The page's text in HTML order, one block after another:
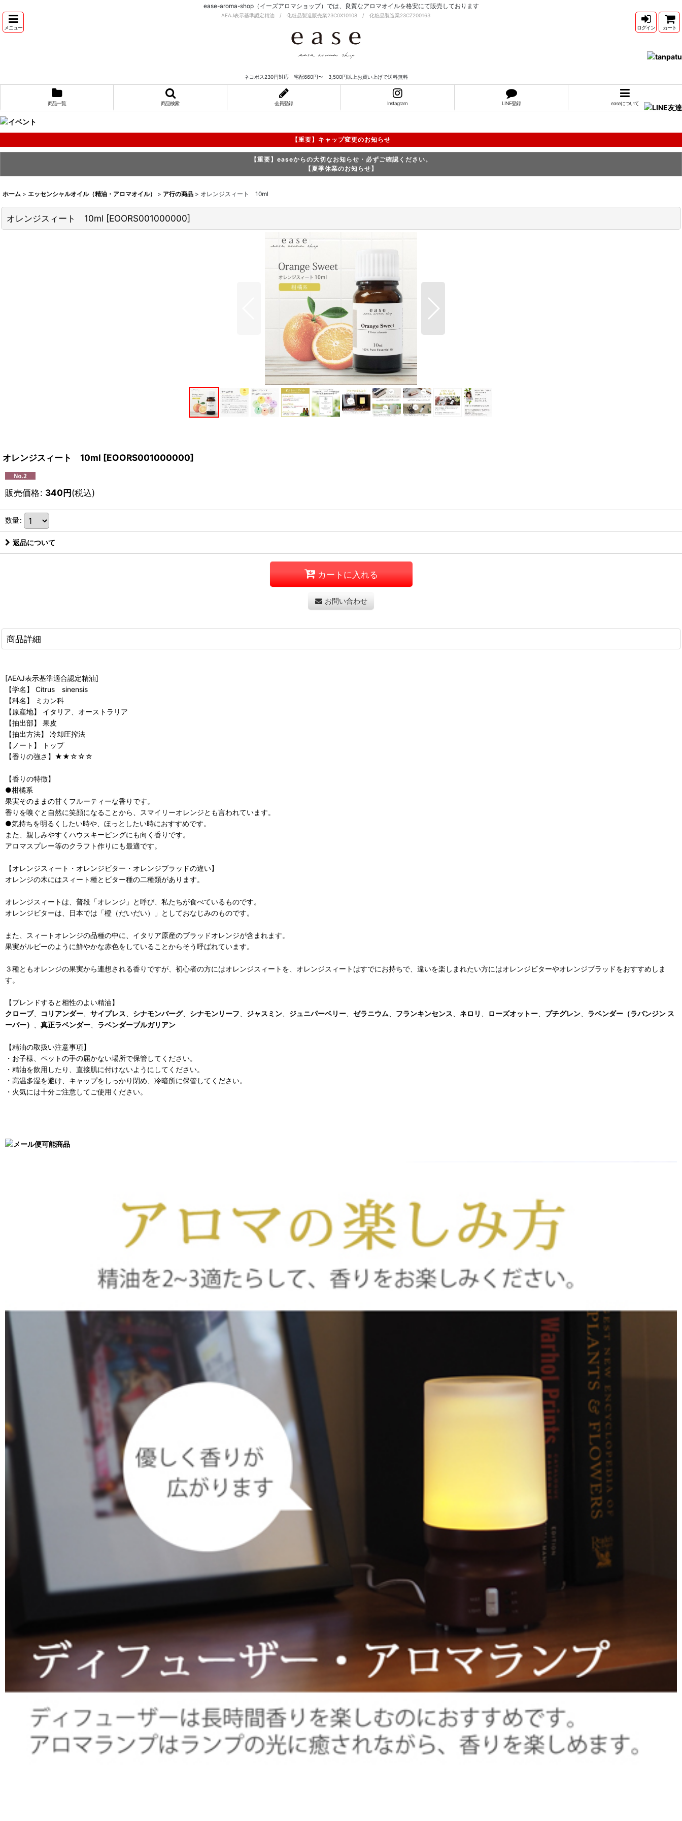
ease-aroma-shop（イーズアロマショップ）では、良質なアロマオイルを格安にて販売しております
メニュー
AEAJ表示基準認定精油 / 化粧品製造販売業23C0X10108 / 化粧品製造業23CZ200163
ネコポス230円対応 宅配660円〜 3,500円以上お買い上げで送料無料
ログイン カート
商品一覧 商品検索 会員登録 Instagram LINE登録 easeについて
【重要】キャップ変更のお知らせ
【重要】easeからの大切なお知らせ・必ずご確認ください。
【夏季休業のお知らせ】
ホーム > エッセンシャルオイル（精油・アロマオイル） > ア行の商品 > オレンジスィート 10ml
オレンジスィート 10ml [EOORS001000000]
オレンジスィート 10ml [EOORS001000000]
販売価格: 340円(税込)
数量:
返品について
カートに入れる
お問い合わせ
商品詳細
[AEAJ表示基準適合認定精油]
【学名】 Citrus sinensis
【科名】 ミカン科
【原産地】 イタリア、オーストラリア
【抽出部】 果皮
【抽出方法】 冷却圧搾法
【ノート】 トップ
【香りの強さ】★★☆☆☆
【香りの特徴】
●柑橘系
果実そのままの甘くフルーティーな香りです。
香りを嗅ぐと自然に笑顔になることから、スマイリーオレンジとも言われています。
●気持ちを明るくしたい時や、ほっとしたい時におすすめです。
また、親しみやすくハウスキーピングにも向く香りです。
アロマスプレー等のクラフト作りにも最適です。
【オレンジスィート・オレンジビター・オレンジブラッドの違い】
オレンジの木にはスィート種とビター種の二種類があります。
オレンジスィートは、普段「オレンジ」と呼び、私たちが食べているものです。
オレンジビターは、日本では「橙（だいだい）」としておなじみのものです。
また、スィートオレンジの品種の中に、イタリア原産のブラッドオレンジが含まれます。
果実がルビーのように鮮やかな赤色をしていることからそう呼ばれています。
３種ともオレンジの果実から連想される香りですが、初心者の方にはオレンジスィートを、オレンジスィートはすでにお持ちで、違いを楽しまれたい方にはオレンジビターやオレンジブラッドをおすすめしま
す。
【ブレンドすると相性のよい精油】
クローブ、 コリアンダー サイプレス シナモンバーグ、 シナモンリーフ ジャスミン ジュニパーベリー ゼラニウム フランキンセンス ネロリ ローズオットー プチグレン
ラベンダー（ラバンジン ス
ーパー）
真正ラベンダー ラベンダーブルガリアン
【精油の取扱い注意事項】
・お子様、ペットの手の届かない場所で保管してください。
・精油を飲用したり、直接肌に付けないようにしてください。
・高温多湿を避け、キャップをしっかり閉め、冷暗所に保管してください。
・火気には十分ご注意してご使用ください。